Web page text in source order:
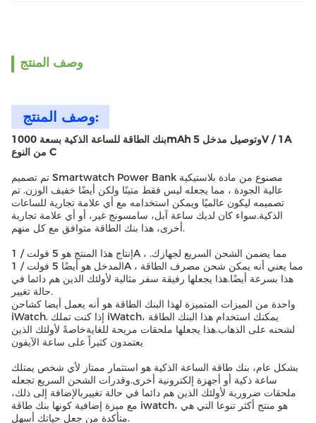
وصف المنتج
وصف المنتج:
بنك الطاقة للساعة الذكية بسعة 1000mAh وتوصيل مدخل 5V / 1A
من النوع C
تم تصميم Smartwatch Power Bank مصنوع من مادة بلاستيكية
عالية الجودة ، مما يجعله ليس فقط متينًا ولكن أيضًا خفيف الوزن. تم
تصميمه ليكون عالميًا ويمكن استخدامه مع أي علامة تجارية للساعات
الذكية.سواء كان لديك ساعة آبل، سامسونج غير، أو أي علامة تجارية
أخرى، هذا بنك الطاقة متوافق مع كل منهم.
إنتاج هذا المنتج هو 5 فولت / 1A ، مما يضمن الشحن السريع لجهازك.
المدخل هو أيضًا 5 فولت / 1A ، مما يعني أنه يمكن شحن مصرف الطاقة
هذا بسرعة أيضًا.هذا يجعلها رفيقة سفر مثالية لأولئك الذين هم دائما في
حالة تغيير.
واحدة من الميزات المتميزة لهذا البنك الطاقة هو أنه يعمل أيضا كشاحن
iWatch. إذا كنت تملك iWatch، يمكنك استخدام هذا البنك الطاقة
لشحنه على الذهاب.هذا يجعلها ملحقات مريحة للغايةخاصةً لأولئك الذين
يعتمدون كثيراً على ساعة الآيفون
بشكل عام، بنك طاقة الساعة الذكية هو استثمار ممتاز لأي شخص يمتلك
ساعة ذكية أو أجهزة إلكترونية أخرى.وقدرات الشحن السريع تجعله
ملحقات ضرورية لأولئك الذين هم دائما في حالة تغييربالإضافة إلى ذلك،
مع ميزة إضافية كونها بنك طاقة iwatch، هو منتج أكثر تنوعا التي هي
متأكدة من جعل حياتك أسهل.